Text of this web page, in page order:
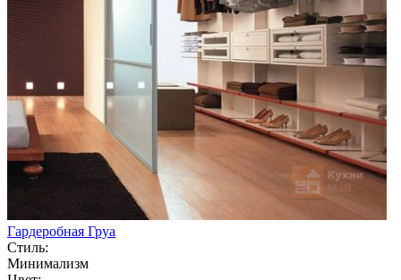
Гардеробная Груа
Стиль:
Минимализм